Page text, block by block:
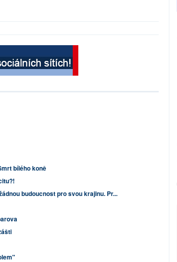
bílého koně
budoucnost pro svou krajinu. Pr...